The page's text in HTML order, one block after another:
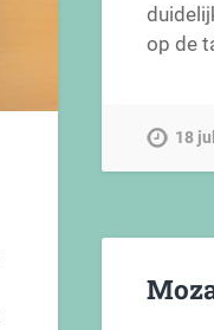
op de
18